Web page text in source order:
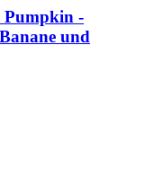
Pumpkin -​
und